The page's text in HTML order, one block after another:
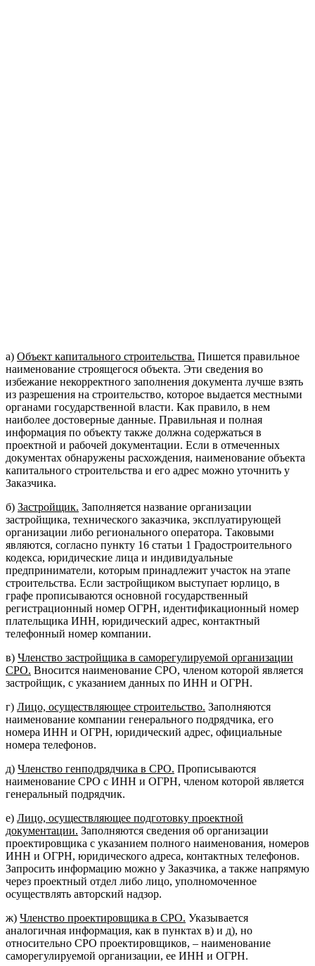
а) Объект капитального строительства. Пишется правильное
наименование строящегося объекта. Эти сведения во
избежание некорректного заполнения документа лучше взять
из разрешения на строительство, которое выдается местными
органами государственной власти. Как правило, в нем
наиболее достоверные данные. Правильная и полная
информация по объекту также должна содержаться в
проектной и рабочей документации. Если в отмеченных
документах обнаружены расхождения, наименование объекта
капитального строительства и его адрес можно уточнить у
Заказчика.
б) Застройщик. Заполняется название организации
застройщика, технического заказчика, эксплуатирующей
организации либо регионального оператора. Таковыми
являются, согласно пункту 16 статьи 1 Градостроительного
кодекса, юридические лица и индивидуальные
предприниматели, которым принадлежит участок на этапе
строительства. Если застройщиком выступает юрлицо, в
графе прописываются основной государственный
регистрационный номер ОГРН, идентификационный номер
плательщика ИНН, юридический адрес, контактный
телефонный номер компании.
в) Членство застройщика в саморегулируемой организации
СРО. Вносится наименование СРО, членом которой является
застройщик, с указанием данных по ИНН и ОГРН.
г) Лицо, осуществляющее строительство. Заполняются
наименование компании генерального подрядчика, его
номера ИНН и ОГРН, юридический адрес, официальные
номера телефонов.
д) Членство генподрядчика в СРО. Прописываются
наименование СРО с ИНН и ОГРН, членом которой является
генеральный подрядчик.
е) Лицо, осуществляющее подготовку проектной
документации. Заполняются сведения об организации
проектировщика с указанием полного наименования, номеров
ИНН и ОГРН, юридического адреса, контактных телефонов.
Запросить информацию можно у Заказчика, а также напрямую
через проектный отдел либо лицо, уполномоченное
осуществлять авторский надзор.
ж) Членство проектировщика в СРО. Указывается
аналогичная информация, как в пунктах в) и д), но
относительно СРО проектировщиков, – наименование
саморегулируемой организации, ее ИНН и ОГРН.